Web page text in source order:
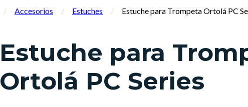
/ Accesorios / Estuches / Estuche para Trompeta Ortolá PC
Estuche para
Ortolá PC Series